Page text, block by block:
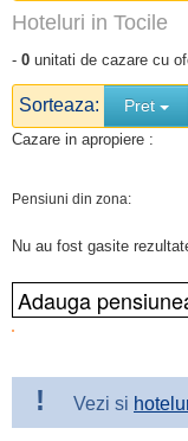
Hoteluri in Tocile
- 0 unitati de cazare cu
Sorteaza: Pret
Cazare in apropiere :
Pensiuni din zona:
Nu au fost gasite
! Vezi si